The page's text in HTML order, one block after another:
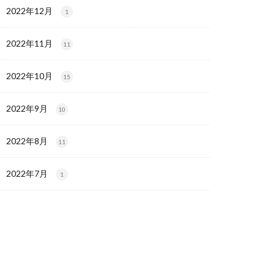
2022年12月 1
2022年11月 11
2022年10月 15
2022年9月 10
2022年8月 11
2022年7月 1